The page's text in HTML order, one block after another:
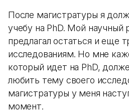
После магистратуры я
учебу на PhD. Мой научный
предлагал остаться и еще
исследованиям. Но мне
который идет на PhD,
любить тему своего
магистратуры у меня
момент.